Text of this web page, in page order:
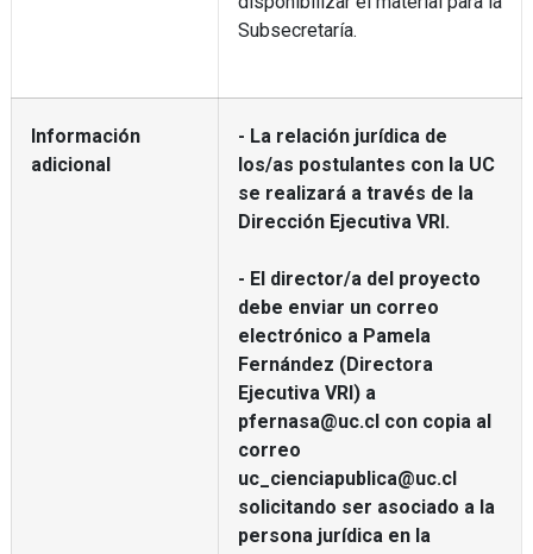
Subsecretaría.
Información
adicional
- La relación jurídica de
los/as postulantes con la UC
se realizará a través de la
Dirección Ejecutiva VRI.
- El director/a del proyecto
debe enviar un correo
electrónico a Pamela
Fernández (Directora
Ejecutiva VRI) a
pfernasa@uc.cl con copia al
correo
uc_cienciapublica@uc.cl
solicitando ser asociado a la
persona jurídica en la